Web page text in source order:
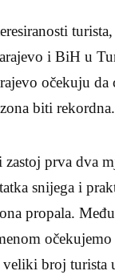
i BiH u
očekuju da
biti rekordna.
prva dva
snijega i
propala.
očekujemo
broj turista